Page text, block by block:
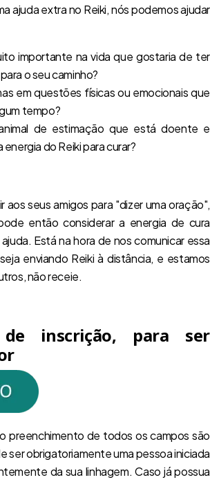
ajuda extra no Reiki, nós podemos ajudar
importante na vida que gostaria de ter
o seu caminho?
em questões físicas ou emocionais que
tempo?
de estimação que está doente e
energia do Reiki para curar?
seus amigos para "dizer uma oração",
então considerar a energia de cura
Está na hora de nos comunicar essa
enviando Reiki à distância, e estamos
não receie.
de inscrição, para ser
o preenchimento de todos os campos são
ser obrigatoriamente uma pessoa iniciada
da sua linhagem. Caso já possua